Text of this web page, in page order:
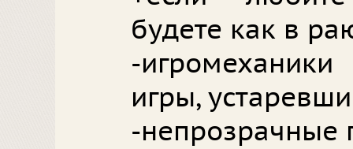
будете как в
-
игры,
-непрозрачные